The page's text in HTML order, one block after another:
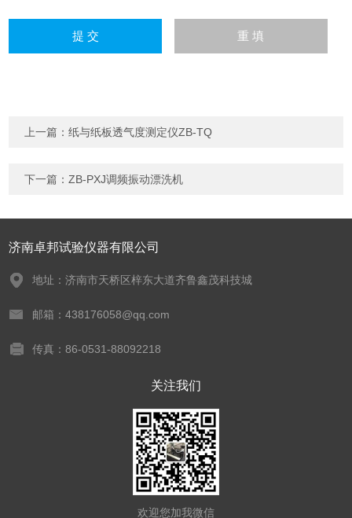
上一篇：纸与纸板透气度测定仪ZB-TQ
下一篇：ZB-PXJ调频振动漂洗机
济南卓邦试验仪器有限公司
地址：济南市天桥区梓东大道齐鲁鑫茂科技城
邮箱：438176058@qq.com
传真：86-0531-88092218
关注我们
欢迎您加我微信